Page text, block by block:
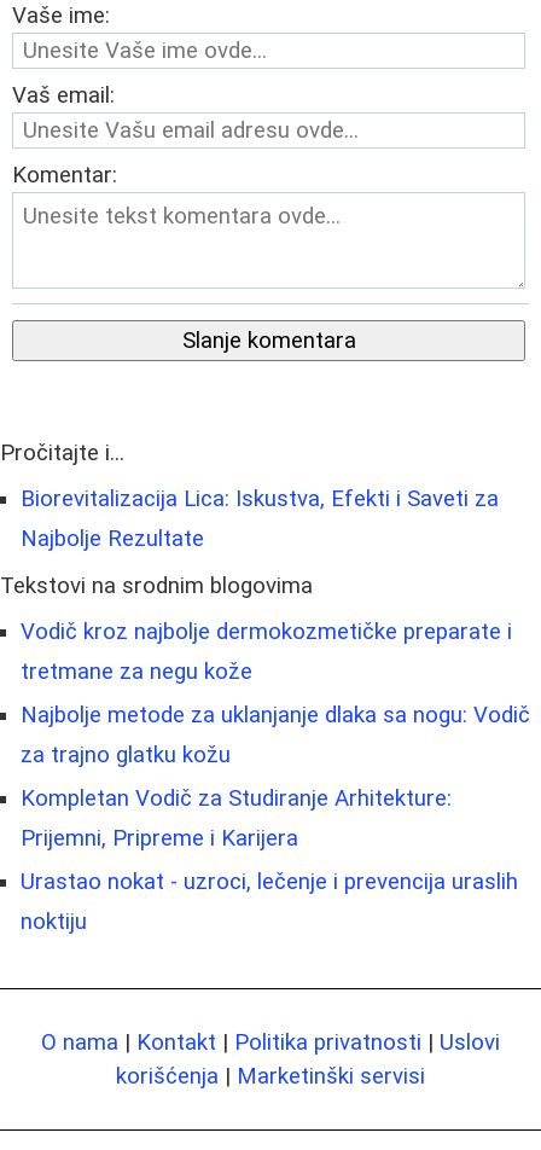
Vaše ime:
Vaš email:
Komentar:
Slanje komentara
Pročitajte i...
Biorevitalizacija Lica: Iskustva, Efekti i Saveti za
Najbolje Rezultate
Tekstovi na srodnim blogovima
Vodič kroz najbolje dermokozmetičke preparate i
tretmane za negu kože
Najbolje metode za uklanjanje dlaka sa nogu: Vodič
za trajno glatku kožu
Kompletan Vodič za Studiranje Arhitekture:
Prijemni, Pripreme i Karijera
Urastao nokat - uzroci, lečenje i prevencija uraslih
noktiju
O nama | Kontakt | Politika privatnosti | Uslovi
korišćenja | Marketinški servisi